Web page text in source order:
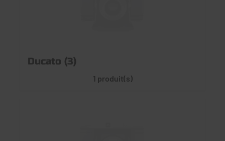
Ducato (3)
1 produit(s)